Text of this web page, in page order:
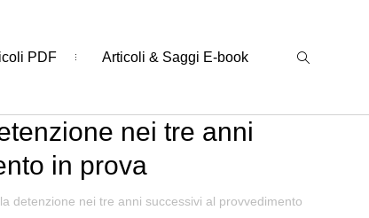
PDF Articoli & Saggi E-book
nei tre anni
in prova
detenzione nei tre anni successivi al provvedimento